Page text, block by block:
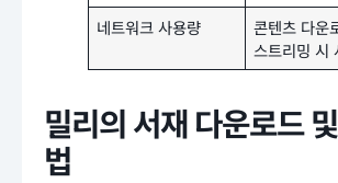
네트워크 사용량
콘텐츠 다운
스트리밍 시
밀리의 서재 다운로드
법